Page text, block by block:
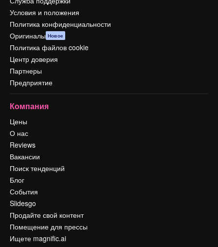
Условия и положения
Политика конфиденциальности
Оригиналы Новое
Политика файлов cookie
Центр доверия
Партнеры
Предприятие
Компания
Цены
О нас
Reviews
Вакансии
Поиск тенденций
Блог
События
Slidesgo
Продайте свой контент
Помещение для прессы
Ищете magnific.ai